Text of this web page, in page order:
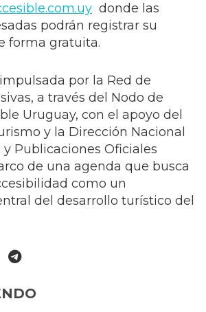
donde las
podrán registrar su
forma gratuita.
por la Red de
a través del Nodo de
Uruguay, con el apoyo del
y la Dirección Nacional
Publicaciones Oficiales
de una agenda que busca
como un
del desarrollo turístico del